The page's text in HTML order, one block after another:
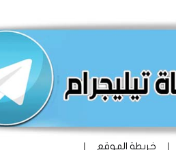
| خريطة الموقع |